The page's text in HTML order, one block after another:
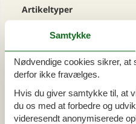
Artikeltyper
Din Cofman ferie
Område
Alle
Salzburg
Samtykke
Nødvendige cookies sikrer, at
derfor ikke fravælges.
Hvis du giver samtykke til, at
du os med at forbedre og
videresendt anonymiserede